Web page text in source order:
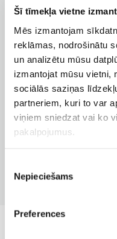
Šī tīmekļa vietne
Mēs izmantojam
reklāmas, nodrošinātu
un analizētu mūsu
izmantojat mūsu vietni,
sociālās saziņas
partneriem, kuri to var
viņiem sniedzat vai ko
pakalpojumus.
izvēle
Nepieciešams
Preferences
Zieda veids
Vienkāršs
Auga tips
Sīpolpuķe
Pielietojums
Dobēm
Sīpolpuķe